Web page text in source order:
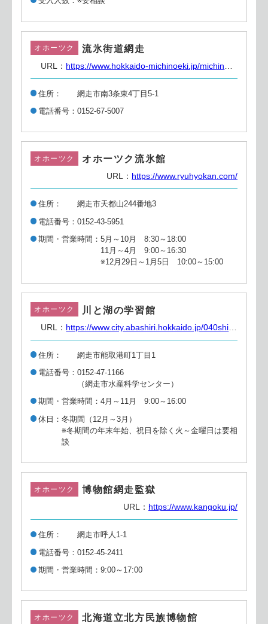
オホーツク 流氷街道網走
URL： https://www.hokkaido-michinoeki.jp/michinoeki/2986/
住所
網走市南3条東4丁目5-1
電話番号
0152-67-5007
オホーツク オホーツク流氷館
URL： https://www.ryuhyokan.com/
住所
網走市天都山244番地3
電話番号
0152-43-5951
期間・営業時間
5月～10月 8:30～18:00
11月～4月 9:00～16:30
※12月29日～1月5日 10:00～15:00
オホーツク 川と湖の学習館
URL： https://www.city.abashiri.hokkaido.jp/040shisetsu/090sangyou/660suisankagaku/
住所
網走市能取港町1丁目1
電話番号
0152-47-1166
（網走市水産科学センター）
期間・営業時間
4月～11月 9:00～16:00
休日
冬期間（12月～3月）
※冬期間の年末年始、祝日を除く火～金曜日は要相
談
オホーツク 博物館網走監獄
URL： https://www.kangoku.jp/
住所
網走市呼人1-1
電話番号
0152-45-2411
期間・営業時間
9:00～17:00
オホーツク 北海道立北方民族博物館